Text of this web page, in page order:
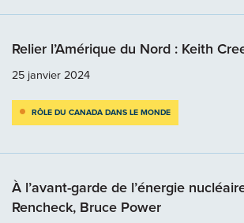
Relier l’Amérique du Nord : Keith
25 janvier 2024
RÔLE DU CANADA DANS LE MONDE
À l’avant-garde de l’énergie
Rencheck, Bruce Power